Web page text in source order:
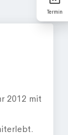
2012 mit